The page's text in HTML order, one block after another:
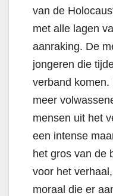
van de
met alle lagen
aanraking. De
jongeren die
verband
meer
mensen uit het
een intense
het gros van de
voor het
moraal die er